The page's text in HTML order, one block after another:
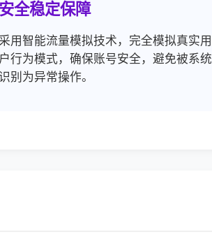
安全稳定保障
采用智能流量模拟技术，完全模拟真实用
户行为模式，确保账号安全，避免被系统
别为异常操作。